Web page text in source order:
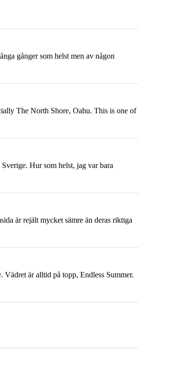
gånger som helst men av någon
The North Shore, Oahu. This is one of
Hur som helst, jag var bara
är rejält mycket sämre än deras riktiga
Vädret är alltid på topp, Endless Summer.